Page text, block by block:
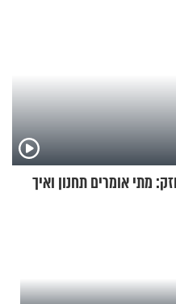
מתי אומרים תחנון ואיך